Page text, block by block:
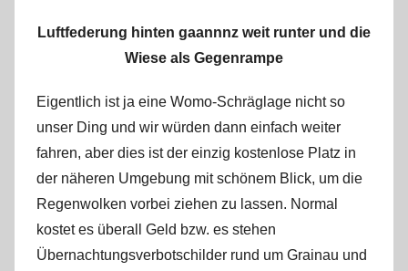
Luftfederung hinten gaannnz weit runter und die
Wiese als Gegenrampe
Eigentlich ist ja eine Womo-Schräglage nicht so
unser Ding und wir würden dann einfach weiter
fahren, aber dies ist der einzig kostenlose Platz in
der näheren Umgebung mit schönem Blick, um die
Regenwolken vorbei ziehen zu lassen. Normal
kostet es überall Geld bzw. es stehen
Übernachtungsverbotschilder rund um Grainau und